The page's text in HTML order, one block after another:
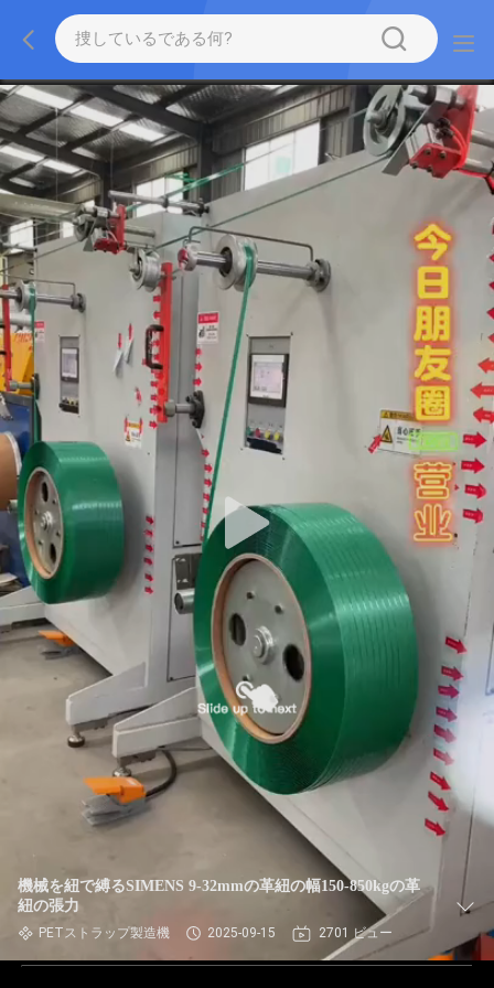
機械を紐で縛るSIMENS 9-32mmの革紐の幅150-850kgの革
紐の張力
PETストラップ製造機 2025-09-15 2701 ビュー